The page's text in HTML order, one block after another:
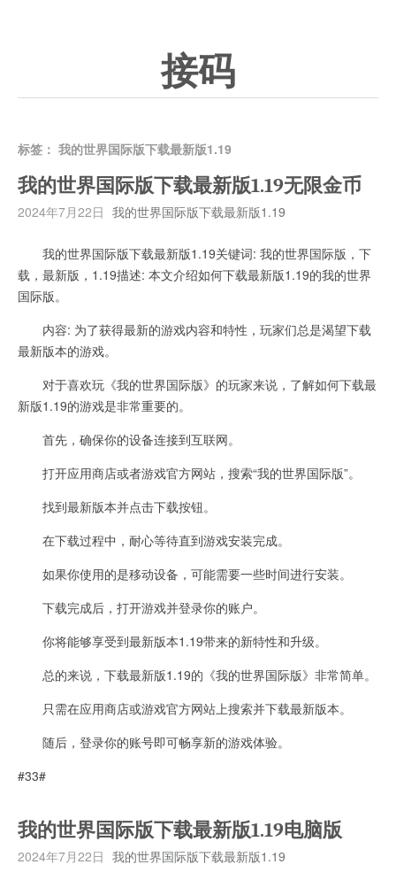
接码
标签： 我的世界国际版下载最新版1.19
我的世界国际版下载最新版1.19无限金币
2024年7月22日 我的世界国际版下载最新版1.19
我的世界国际版下载最新版1.19关键词: 我的世界国际版，下
载，最新版，1.19描述: 本文介绍如何下载最新版1.19的我的世界
国际版。
内容: 为了获得最新的游戏内容和特性，玩家们总是渴望下载
最新版本的游戏。
对于喜欢玩《我的世界国际版》的玩家来说，了解如何下载最
新版1.19的游戏是非常重要的。
首先，确保你的设备连接到互联网。
打开应用商店或者游戏官方网站，搜索“我的世界国际版”。
找到最新版本并点击下载按钮。
在下载过程中，耐心等待直到游戏安装完成。
如果你使用的是移动设备，可能需要一些时间进行安装。
下载完成后，打开游戏并登录你的账户。
你将能够享受到最新版本1.19带来的新特性和升级。
总的来说，下载最新版1.19的《我的世界国际版》非常简单。
只需在应用商店或游戏官方网站上搜索并下载最新版本。
随后，登录你的账号即可畅享新的游戏体验。
#33#
我的世界国际版下载最新版1.19电脑版
2024年7月22日 我的世界国际版下载最新版1.19